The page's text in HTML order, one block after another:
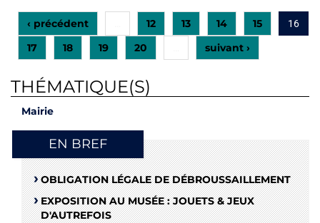
‹ précédent 12 13 14 15 16
17 18 19 20 suivant ›
THÉMATIQUE(S)
Mairie
EN BREF
OBLIGATION LÉGALE DE DÉBROUSSAILLEMENT
EXPOSITION AU MUSÉE : JOUETS & JEUX
D'AUTREFOIS